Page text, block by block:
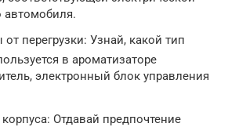
автомобиля.
перегрузки: Узнай, какой тип
в ароматизаторе
электронный блок управления
Отдавай предпочтение